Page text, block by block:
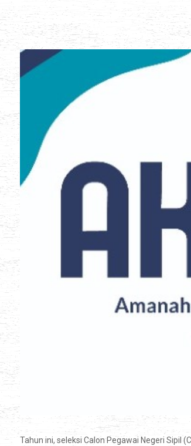
Tahun ini, seleksi Calon Pegawai Negeri Sipil